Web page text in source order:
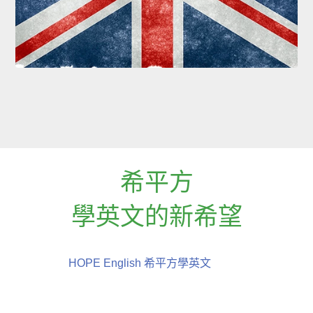
希平方
學英文的新希望
HOPE English 希平方學英文